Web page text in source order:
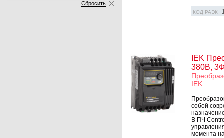
Сбросить
КОД РАЭК
IEK
380В,
IEK
собой
В ПЧ
момента